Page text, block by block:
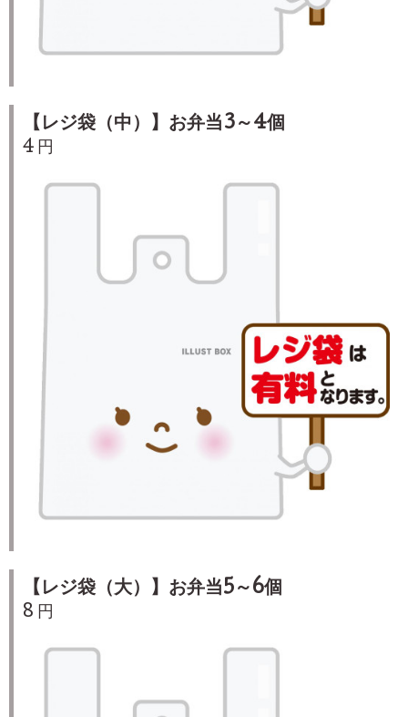
【レジ袋（中）】お弁当3～4個
4 円
【レジ袋（大）】お弁当5～6個
8 円